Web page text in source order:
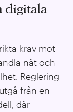
digitala
krav mot
nät och
Reglering
från en
där